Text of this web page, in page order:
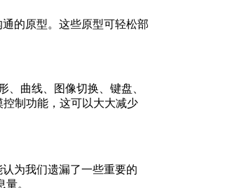
的原型。这些原型可轻松部
曲线、图像切换、键盘、
控制功能，这可以大大减少
为我们遗漏了一些重要的
。